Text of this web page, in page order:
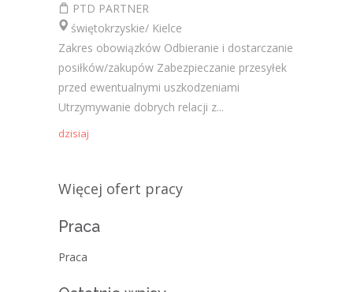
PTD PARTNER
świętokrzyskie/ Kielce
Zakres obowiązków Odbieranie i dostarczanie
posiłków/zakupów Zabezpieczanie przesyłek
przed ewentualnymi uszkodzeniami
Utrzymywanie dobrych relacji z...
dzisiaj
Więcej ofert pracy
Praca
Praca